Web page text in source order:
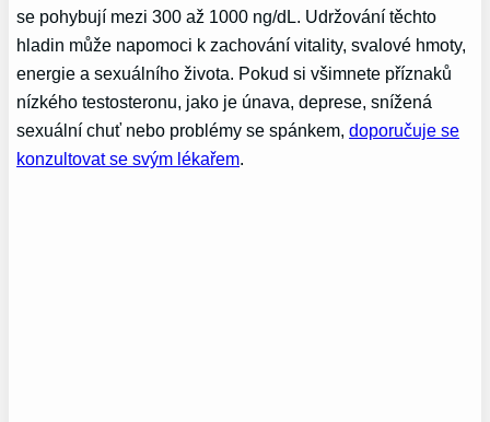
se pohybují mezi 300 až 1000 ng/dL. Udržování těchto
hladin může napomoci k zachování vitality, svalové hmoty,
energie a sexuálního života. Pokud si všimnete příznaků
nízkého testosteronu, jako je únava, deprese, snížená
sexuální chuť nebo problémy se spánkem,doporučuje se
konzultovat se svým lékařem.